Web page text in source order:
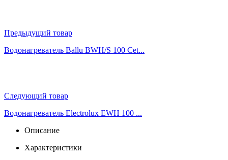
Предыдущий товар
Водонагреватель Ballu BWH/S 100 Cet...
Следующий товар
Водонагреватель Electrolux EWH 100 ...
Описание
Характеристики